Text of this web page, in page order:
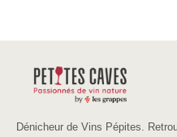
Dénicheur de Vins Pépites.